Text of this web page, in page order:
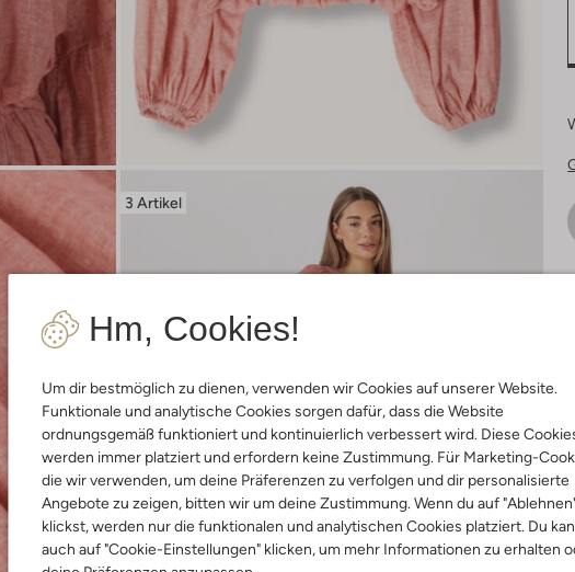
Hm, Cookies!
Um dir bestmöglich zu dienen, verwenden wir Cookies auf unserer Website.
Funktionale und analytische Cookies sorgen dafür, dass die Website
ordnungsgemäß funktioniert und kontinuierlich verbessert wird. Diese
werden immer platziert und erfordern keine Zustimmung. Für Marketing-
die wir verwenden, um deine Präferenzen zu verfolgen und dir personalisierte
Angebote zu zeigen, bitten wir um deine Zustimmung. Wenn du auf
klickst, werden nur die funktionalen und analytischen Cookies platziert. Du
auch auf "Cookie-Einstellungen" klicken, um mehr Informationen zu erhalten
3 Artikel